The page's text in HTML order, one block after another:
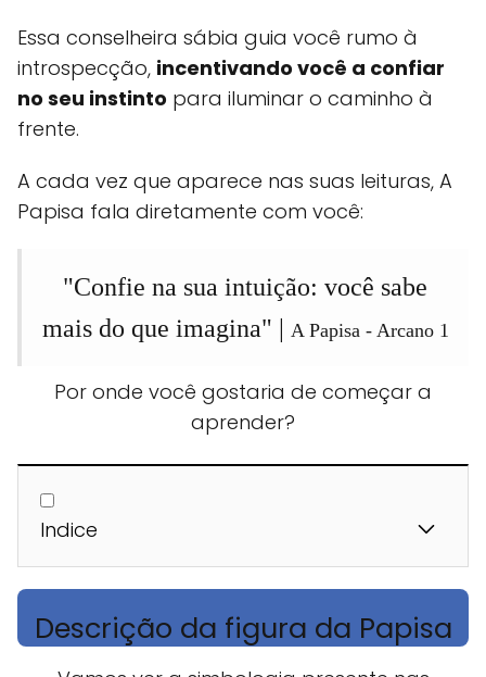
Essa conselheira sábia guia você rumo à
introspecção, incentivando você a confiar
no seu instinto para iluminar o caminho à
frente.
A cada vez que aparece nas suas leituras, A
Papisa fala diretamente com você:
"Confie na sua intuição: você sabe
mais do que imagina" | A Papisa - Arcano 1
Por onde você gostaria de começar a
aprender?
Indice
Descrição da figura da Papisa